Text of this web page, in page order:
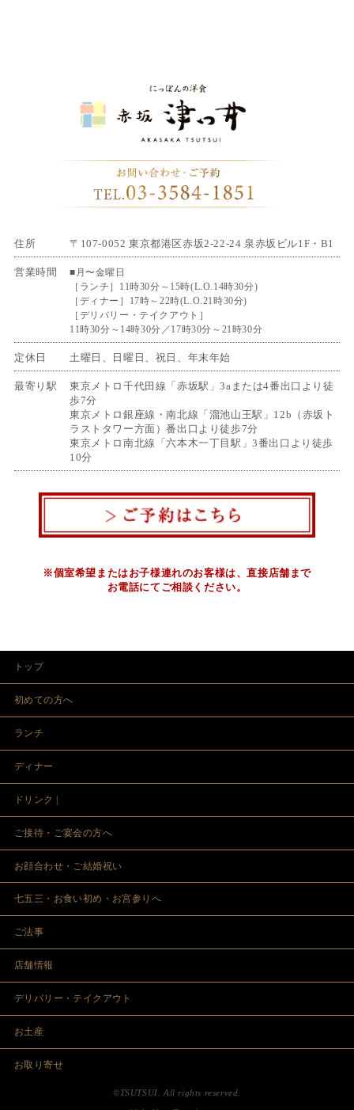
住所 〒107-0052 東京都港区赤坂2-22-24 泉赤坂ビル1F・B1
営業時間
■月〜金曜日
［ランチ］11時30分～15時(L.O.14時30分)
［ディナー］17時～22時(L.O.21時30分)
［デリバリー・テイクアウト］
11時30分～14時30分／17時30分～21時30分
定休日 土曜日、日曜日、祝日、年末年始
最寄り駅
東京メトロ千代田線「赤坂駅」3aまたは4番出口より徒
歩7分
東京メトロ銀座線・南北線「溜池山王駅」12b（赤坂ト
ラストタワー方面）番出口より徒歩7分
東京メトロ南北線「六本木一丁目駅」3番出口より徒歩
10分
※個室希望またはお子様連れのお客様は、直接店舗まで
お電話にてご相談ください。
トップ
初めての方へ
ランチ
ディナー
ドリンク |
ご接待・ご宴会の方へ
お顔合わせ・ご結婚祝い
七五三・お食い初め・お宮参りへ
ご法事
店舗情報
デリバリー・テイクアウト
お土産
お取り寄せ
©TSUTSUI. All rights reserved.